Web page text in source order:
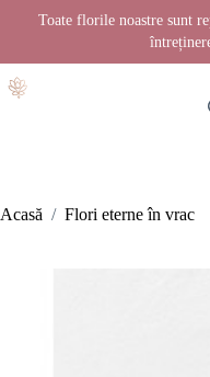
Toate florile noastre sunt
la
Acasă / Flori eterne în vrac